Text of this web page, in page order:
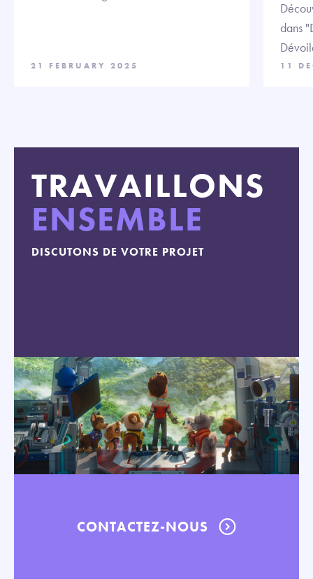
21 FEBRUARY 2025
dans
11
TRAVAILLONS
ENSEMBLE
DISCUTONS DE VOTRE PROJET
CONTACTEZ-NOUS